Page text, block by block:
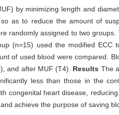
by minimizing length and
as to reduce the amount of
randomly assigned to two
(n=15) used the modified ECC
of used blood were compared.
and after MUF (T4). Results The
less than those in the
congenital heart disease,
achieve the purpose of saving